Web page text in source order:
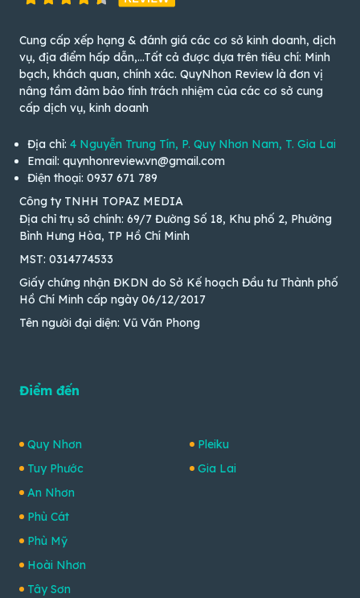
Cung cấp xếp hạng & đánh giá các cơ sở kinh doanh, dịch
vụ, địa điểm hấp dẫn,...Tất cả được dựa trên tiêu chí: Minh
bạch, khách quan, chính xác. QuyNhon Review là đơn vị
nâng tầm đảm bảo tính trách nhiệm của các cơ sở cung
cấp dịch vụ, kinh doanh
Địa chỉ: 4 Nguyễn Trung Tín, P. Quy Nhơn Nam, T. Gia Lai
Email: quynhonreview.vn@gmail.com
Điện thoại: 0937 671 789
Công ty TNHH TOPAZ MEDIA
Địa chỉ trụ sở chính: 69/7 Đường Số 18, Khu phố 2, Phường
Bình Hưng Hòa, TP Hồ Chí Minh
MST: 0314774533
Giấy chứng nhận ĐKDN do Sở Kế hoạch Đầu tư Thành phố
Hồ Chí Minh cấp ngày 06/12/2017
Tên người đại diện: Vũ Văn Phong
Điểm đến
Quy Nhơn
Tuy Phước
An Nhơn
Phù Cát
Phù Mỹ
Hoài Nhơn
Tây Sơn
Pleiku
Gia Lai